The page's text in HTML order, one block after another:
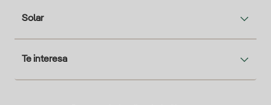
Solar
Te interesa